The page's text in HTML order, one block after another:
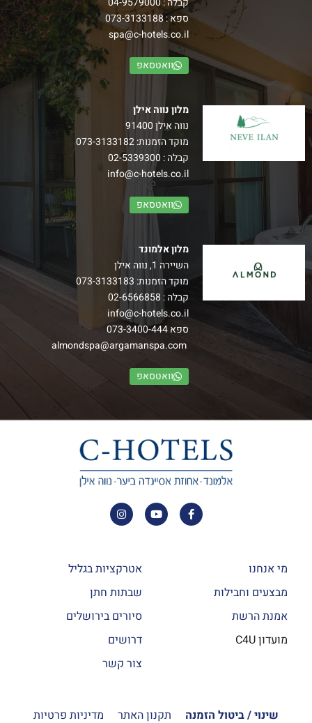
ספא :073-3133188
spa@c-hotels.co.il
וואטסאפ
מלון נווה אילן
נווה אילן 91400
מוקד הזמנות:073-3133182
קבלה : 02-5339300
info@c-hotels.co.il
וואטסאפ
מלון אלמונד
השיירה 1, נווה אילן
מוקד הזמנות: 073-3133183
קבלה : 02-6566858
info@c-hotels.co.il
ספא073-3400-444
almondspa@argamanspa.com
וואטסאפ
מי אנחנו
מבצעים וחבילות
אמנת הרשת
מועדון C4U
אטרקציות בגליל
שבתות חתן
סיורים בירושלים
דרושים
צור קשר
שינוי / ביטול הזמנה תקנון האתר מדיניות פרטיות